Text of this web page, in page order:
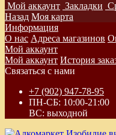
Мой аккаунт Закладки
Назад Моя карта
Информация
О нас Адреса магазинов
Мой аккаунт
Мой аккаунт История
Связаться с нами
+7 (902) 947-78-95
ПН-СБ: 10:00-21:00
ВС: выходной